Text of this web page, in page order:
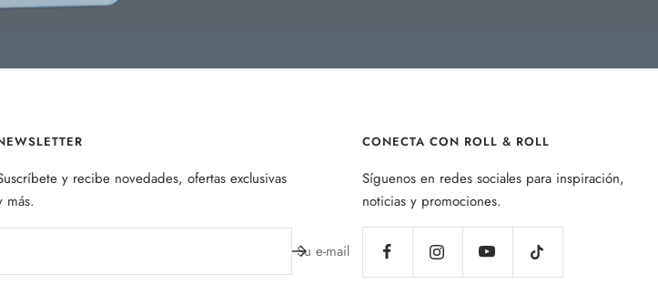
y recibe novedades, ofertas exclusivas
más.
Su e-mail
CONECTA CON ROLL & ROLL
Síguenos en redes sociales para inspiración,
noticias y promociones.